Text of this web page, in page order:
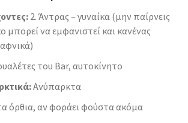
2. Άντρας – γυναίκα (μην παίρνεις
μπορεί να εμφανιστεί και κανένας
του Bar, αυτοκίνητο
Ανύπαρκτα
όρθια, αν φοράει φούστα ακόμα